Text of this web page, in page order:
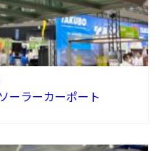
ラーカーポート